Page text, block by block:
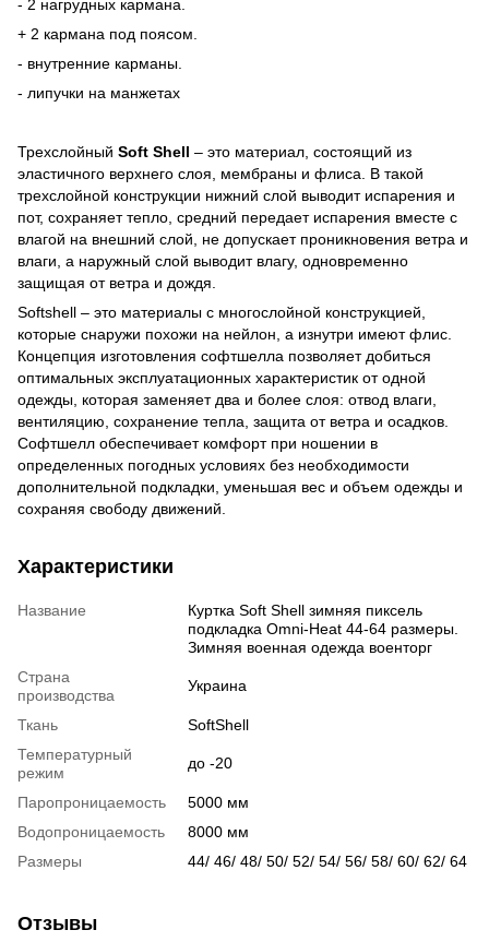
- 2 нагрудных кармана.
+ 2 кармана под поясом.
- внутренние карманы.
- липучки на манжетах
Трехслойный Soft Shell – это материал, состоящий из
эластичного верхнего слоя, мембраны и флиса. В такой
трехслойной конструкции нижний слой выводит испарения и
пот, сохраняет тепло, средний передает испарения вместе с
влагой на внешний слой, не допускает проникновения ветра и
влаги, а наружный слой выводит влагу, одновременно
защищая от ветра и дождя.
Softshell – это материалы с многослойной конструкцией,
которые снаружи похожи на нейлон, а изнутри имеют флис.
Концепция изготовления софтшелла позволяет добиться
оптимальных эксплуатационных характеристик от одной
одежды, которая заменяет два и более слоя: отвод влаги,
вентиляцию, сохранение тепла, защита от ветра и осадков.
Софтшелл обеспечивает комфорт при ношении в
определенных погодных условиях без необходимости
дополнительной подкладки, уменьшая вес и объем одежды и
сохраняя свободу движений.
Характеристики
Название
Куртка Soft Shell зимняя пиксель
подкладка Omni-Heat 44-64 размеры.
Зимняя военная одежда военторг
Страна
производства
Украина
Ткань
SoftShell
Температурный
режим
до -20
Паропроницаемость
5000 мм
Водопроницаемость
8000 мм
Размеры
44/ 46/ 48/ 50/ 52/ 54/ 56/ 58/ 60/ 62/ 64
Отзывы